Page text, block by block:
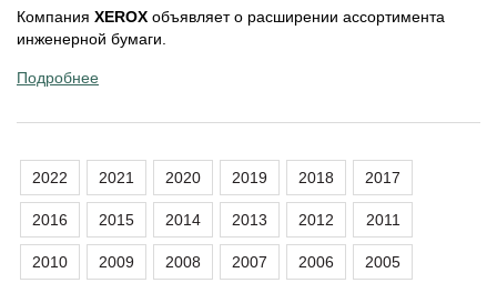
Компания XEROX объявляет о расширении ассортимента
инженерной бумаги.
Подробнее
2022 2021 2020 2019 2018 2017
2016 2015 2014 2013 2012 2011
2010 2009 2008 2007 2006 2005